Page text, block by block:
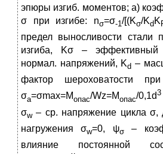
эпюры изгиб. моментов; а)
σ при изгибе: nσ=σ-1 /[(Kσ/KdK
предел выносливости стали
изгиба, Kσ – эффективный
нормал. напряжений, Kd –
фактор шероховатости
σa=σmax=Мопас/Wz=Мопас/0,1d3
σw– ср. напряжение цикла σ,
нагружения σw=0, ψσ–
влияние постоянной